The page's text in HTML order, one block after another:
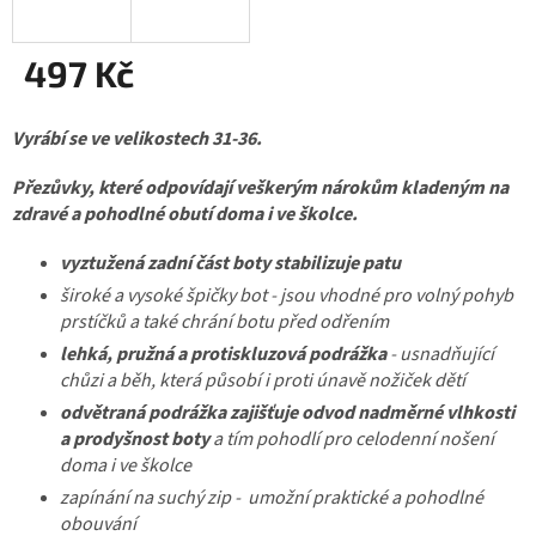
497 Kč
cena:
Vyrábí se ve velikostech 31-36.
Přezůvky, které odpovídají veškerým nárokům kladeným na
zdravé a pohodlné obutí doma i ve školce.
vyztužená zadní část boty stabilizuje patu
široké a vysoké špičky bot - jsou vhodné pro volný pohyb
prstíčků a také chrání botu před odřením
lehká, pružná a protiskluzová podrážka- usnadňující
chůzi a běh, která působí i proti únavě nožiček dětí
odvětraná podrážka zajišťuje odvod nadměrné vlhkosti
a prodyšnost botya tím pohodlí pro celodenní nošení
doma i ve školce
zapínání na suchý zip - umožní praktické a pohodlné
obouvání